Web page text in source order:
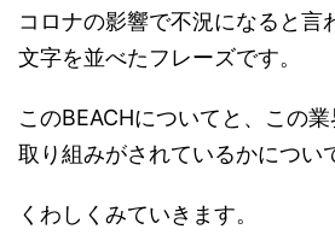
コロナの影響で不況になると言
文字を並べたフレーズです。
このBEACHについてと、この
取り組みがされているかについ
くわしくみていきます。